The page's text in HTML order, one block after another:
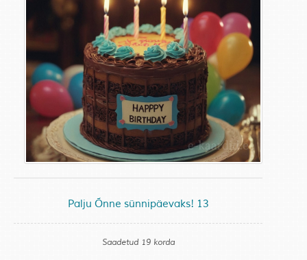
Palju Õnne sünnipäevaks! 13
Saadetud 19 korda